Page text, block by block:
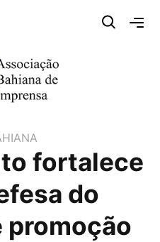
fortalece
do
promoção